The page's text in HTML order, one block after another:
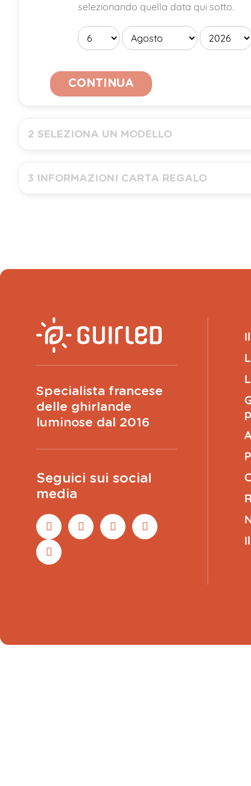
selezionando quella data qui sotto.
CONTINUA
2 SELEZIONA UN MODELLO
3 INFORMAZIONI CARTA REGALO
(200caratteri rimanenti)
Specialista francese
delle ghirlande
luminose dal 2016
Seguici sui social
media